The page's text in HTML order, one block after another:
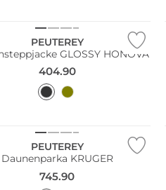
PEUTEREY
GLOSSY HONOVA
404.90
PEUTEREY
Daunenparka KRUGER
745.90